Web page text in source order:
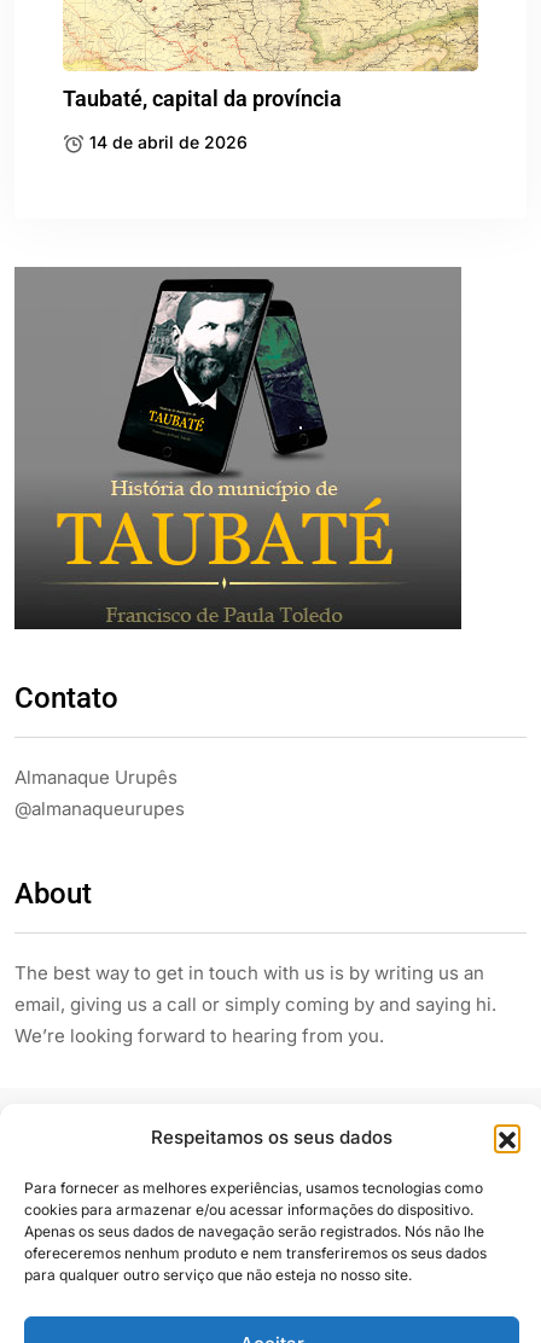
Respeitamos os seus dados
Para fornecer as melhores experiências, usamos tecnologias como
cookies para armazenar e/ou acessar informações do dispositivo.
Apenas os seus dados de navegação serão registrados. Nós não lhe
ofereceremos nenhum produto e nem transferiremos os seus dados
para qualquer outro serviço que não esteja no nosso site.
Taubaté, capital da província
14 de abril de 2026
Contato
Almanaque Urupês
@almanaqueurupes
About
The best way to get in touch with us is by writing us an
email, giving us a call or simply coming by and saying hi.
We’re looking forward to hearing from you.
Siga e compartilhe